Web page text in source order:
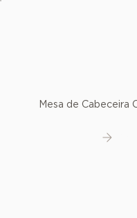
Mesa de Cabeceira